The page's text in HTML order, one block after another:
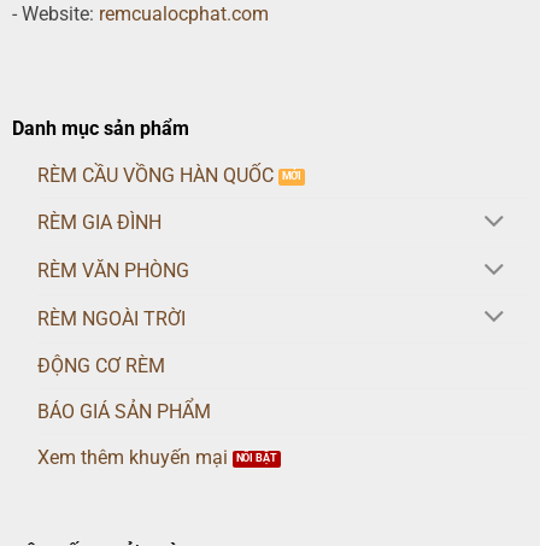
- Website: remcualocphat.com
Danh mục sản phẩm
RÈM CẦU VỒNG HÀN QUỐC
RÈM GIA ĐÌNH
RÈM VĂN PHÒNG
RÈM NGOÀI TRỜI
ĐỘNG CƠ RÈM
BÁO GIÁ SẢN PHẨM
Xem thêm khuyến mại